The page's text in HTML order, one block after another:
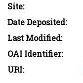
Site:
Date Deposited:
Last Modified:
OAI Identifier:
URI: